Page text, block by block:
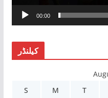
a
r
00:00
کیلنڈر
S
M T